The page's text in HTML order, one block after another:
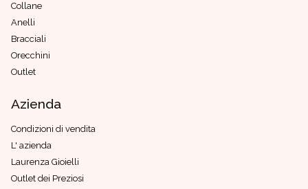
Collane
Anelli
Bracciali
Orecchini
Outlet
Azienda
Condizioni di vendita
L' azienda
Laurenza Gioielli
Outlet dei Preziosi